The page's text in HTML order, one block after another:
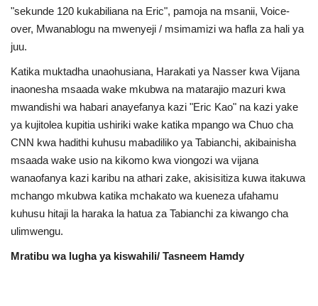
"sekunde 120 kukabiliana na Eric", pamoja na msanii, Voice-
over, Mwanablogu na mwenyeji / msimamizi wa hafla za hali ya
juu.
Katika muktadha unaohusiana, Harakati ya Nasser kwa Vijana
inaonesha msaada wake mkubwa na matarajio mazuri kwa
mwandishi wa habari anayefanya kazi "Eric Kao" na kazi yake
ya kujitolea kupitia ushiriki wake katika mpango wa Chuo cha
CNN kwa hadithi kuhusu mabadiliko ya Tabianchi, akibainisha
msaada wake usio na kikomo kwa viongozi wa vijana
wanaofanya kazi karibu na athari zake, akisisitiza kuwa itakuwa
mchango mkubwa katika mchakato wa kueneza ufahamu
kuhusu hitaji la haraka la hatua za Tabianchi za kiwango cha
ulimwengu.
Mratibu wa lugha ya kiswahili/ Tasneem Hamdy